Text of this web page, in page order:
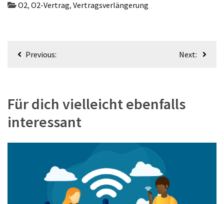
O2, O2-Vertrag, Vertragsverlängerung
Beitragsnavigation
Previous: Next:
Für dich vielleicht ebenfalls
interessant